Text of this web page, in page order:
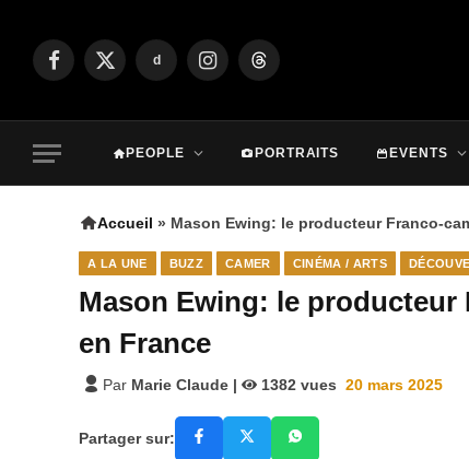
Facebook
X
d
InstagramThreads
PEOPLE PORTRAITS EVENTS
Accueil » Mason Ewing: le producteur Franco-
A LA UNE BUZZ CAMER CINÉMA / ARTS
Mason Ewing: le producteur
en France
Par Marie Claude | 1382 vues 20 mars 2025
Partager sur: